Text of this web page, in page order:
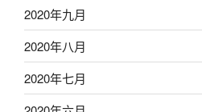
2020年九月
2020年八月
2020年七月